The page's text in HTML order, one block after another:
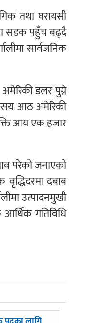
तथा घरायसी
सडक पहुँच बढ्दै
सार्वजनिक
डलर पुग्ने
सय आठ अमेरिकी
आय एक हजार
परेको जनाएको
दबाब
उत्पादनमुखी
गतिविधि